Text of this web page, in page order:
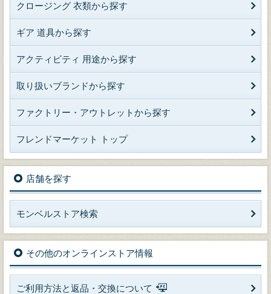
クロージング 衣類から探す
ギア 道具から探す
アクティビティ 用途から探す
取り扱いブランドから探す
ファクトリー・アウトレットから探す
フレンドマーケット トップ
店舗を探す
モンベルストア検索
その他のオンラインストア情報
ご利用方法と返品・交換について